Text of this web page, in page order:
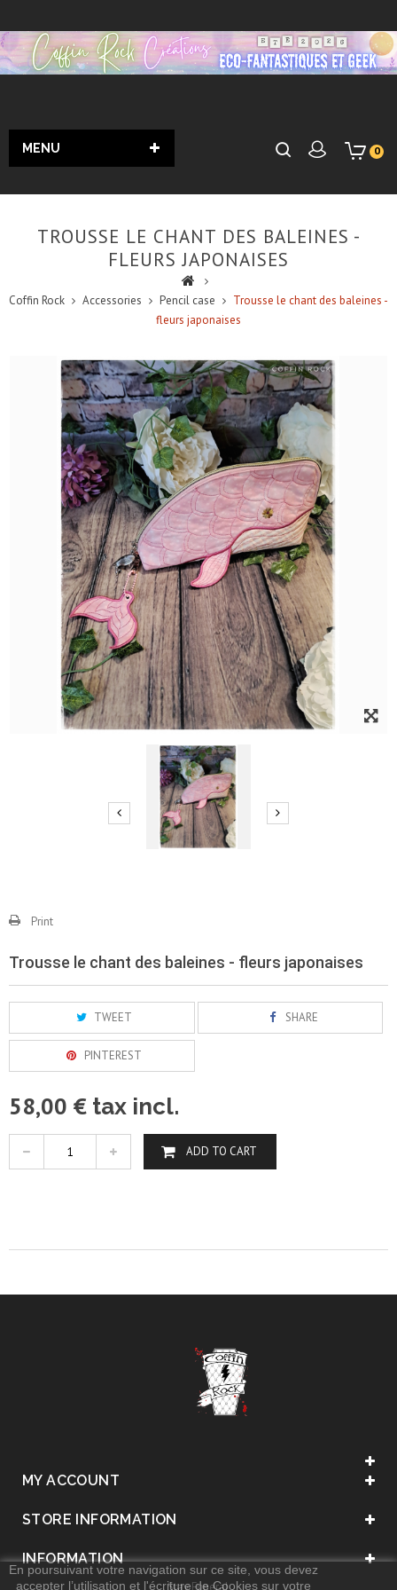
0
MENU
TROUSSE LE CHANT DES BALEINES -
FLEURS JAPONAISES
Coffin Rock Accessories Pencil case
Trousse le chant des baleines -
fleurs japonaises
Print
Trousse le chant des baleines - fleurs japonaises
TWEET SHARE
PINTEREST
58,00 € tax incl.
ADD TO CART
MY ACCOUNT
STORE INFORMATION
INFORMATION
. Stay Funeral .
En poursuivant votre navigation sur ce site, vous devez
accepter l’utilisation et l'écriture de Cookies sur votre